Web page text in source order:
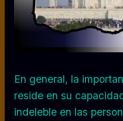
En general, la
reside en su
indeleble en las